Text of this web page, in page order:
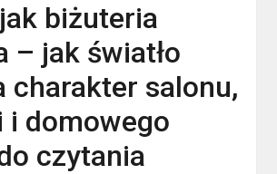
biżuteria
– jak światło
charakter salonu,
i domowego
czytania